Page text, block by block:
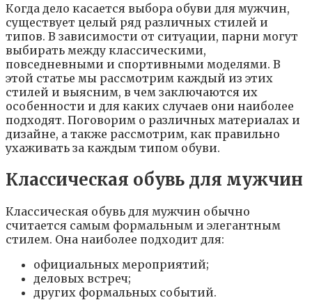
Когда дело касается выбора обуви для мужчин,
существует целый ряд различных стилей и
типов. В зависимости от ситуации, парни могут
выбирать между классическими,
повседневными и спортивными моделями. В
этой статье мы рассмотрим каждый из этих
стилей и выясним, в чем заключаются их
особенности и для каких случаев они наиболее
подходят. Поговорим о различных материалах и
дизайне, а также рассмотрим, как правильно
ухаживать за каждым типом обуви.
Классическая обувь для мужчин
Классическая обувь для мужчин обычно
считается самым формальным и элегантным
стилем. Она наиболее подходит для:
официальных мероприятий;
деловых встреч;
других формальных событий.